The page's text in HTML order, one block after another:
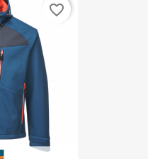
favorite_border